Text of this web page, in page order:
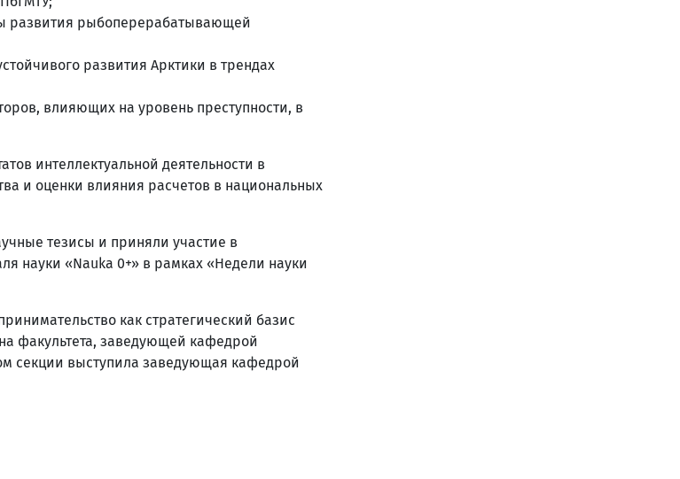
развития рыбоперерабатывающей
развития Арктики в трендах
влияющих на уровень преступности, в
интеллектуальной деятельности в
и оценки влияния расчетов в национальных
тезисы и приняли участие в
науки «Nauka 0+» в рамках «Недели науки
как стратегический базис
факультета, заведующей кафедрой
секции выступила заведующая кафедрой